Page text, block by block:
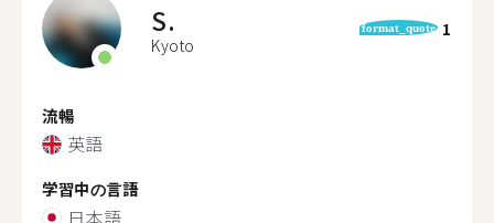
S.
Kyoto
format_quote 1
流暢
英語
学習中の言語
日本語